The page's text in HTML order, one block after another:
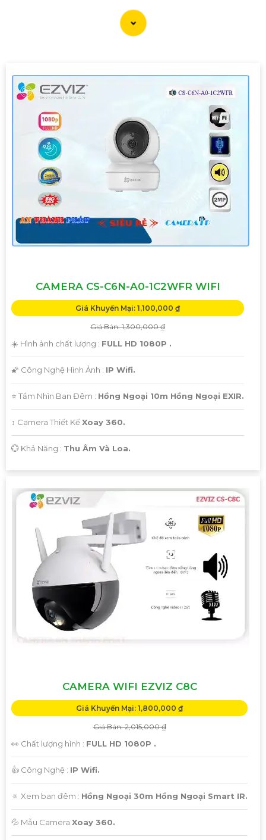
Dòng sản phẩm Camera WiFi Ezviz sẽ là sự lựa chọn hoàn
hảo cho bạn. Với thiết kế nhỏ gọn, dễ lắp đặt và sử dụng,
dụng điện thoại.
Với giá cả phải chăng và chính hãng, bạn có thể yên tâm về
chất lượng sản phẩm. Hãy lựa chọn Camera WiFi Ezviz để
bảo vệ cho ngôi nhà thân yêu của bạn ngay hôm nay!
Đừng để bất kỳ sự cố xảy ra mà không kịp khám phá."
Hy vọng bạn sẽ hài lòng với mẫu tư giới thiệu này!
CAMERA CS-C6N-A0-1C2WFR WIFI
Giá Khuyến Mại: 1,100,000 ₫
Giá Bán: 1,300,000 ₫
☀️ Hình ảnh chất lượng : FULL HD 1080P .
🌠 Công Nghệ Hình Ảnh : IP Wifi.
⭐ Tầm Nhìn Ban Đêm : Hồng Ngoại 10m Hồng Ngoại EXIR.
↕️ Camera Thiết KếXoay 360.
️💮 Khả Năng : Thu Âm Và Loa.
CAMERA WIFI EZVIZ C8C
Giá Khuyến Mại: 1,800,000 ₫
Giá Bán: 2,015,000 ₫
👀 Chất lượng hình : FULL HD 1080P .
👍 Công Nghệ : IP Wifi.
🔅 Xem ban đêm : Hồng Ngoại 30m Hồng Ngoại Smart IR.
💦 Mẫu Camera Xoay 360.